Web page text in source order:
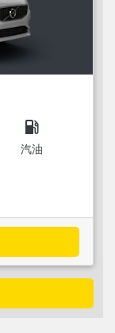
local_gas_station
汽油